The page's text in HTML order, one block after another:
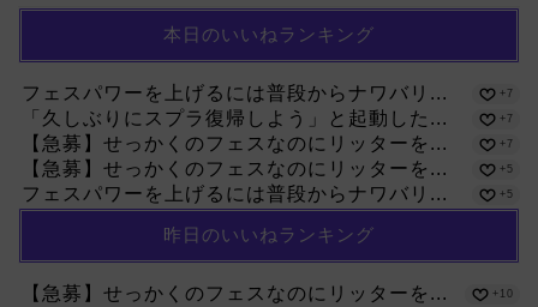
本日のいいねランキング
フェスパワーを上げるには普段からナワバリ... +7
「久しぶりにスプラ復帰しよう」と起動した... +7
【急募】せっかくのフェスなのにリッターを... +7
【急募】せっかくのフェスなのにリッターを... +5
フェスパワーを上げるには普段からナワバリ... +5
昨日のいいねランキング
【急募】せっかくのフェスなのにリッターを... +10